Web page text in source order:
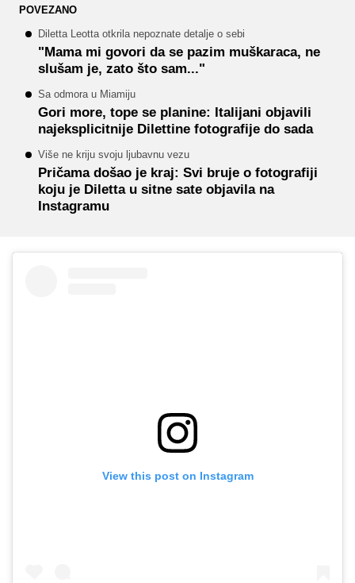
POVEZANO
Diletta Leotta otkrila nepoznate detalje o sebi
"Mama mi govori da se pazim muškaraca, ne
slušam je, zato što sam..."
Sa odmora u Miamiju
Gori more, tope se planine: Italijani objavili
najeksplicitnije Dilettine fotografije do sada
Više ne kriju svoju ljubavnu vezu
Pričama došao je kraj: Svi bruje o fotografiji
koju je Diletta u sitne sate objavila na
Instagramu
View this post on Instagram